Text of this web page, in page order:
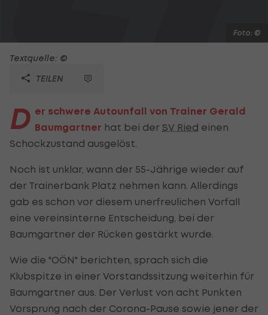
Foto: ©
Textquelle: ©
TEILEN
D er schwere Autounfall von Trainer Gerald
Baumgartner hat bei der SV Ried einen
Schockzustand ausgelöst.
Noch ist unklar, wann der 55-Jährige wieder auf
der Trainerbank Platz nehmen kann. Allerdings
gab es schon vor diesem unerfreulichen Vorfall
eine vereinsinterne Entscheidung, bei der
Baumgartner der Rücken gestärkt wurde.
Wie die "OÖN" berichten, sprach sich die
Klubspitze in einer Vorstandssitzung weiterhin für
Baumgartner aus. Der Verlust von acht Punkten
Vorsprung nach der Corona-Pause sowie jener der